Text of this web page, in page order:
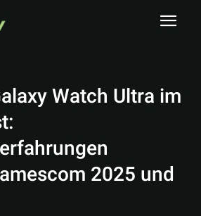
Watch Ultra im
2025 und